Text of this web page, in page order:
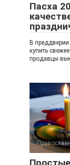
Пасха
В
купить
продавцы